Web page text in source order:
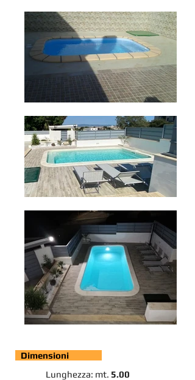
Lunghezza: mt. 5.00
Dimensioni